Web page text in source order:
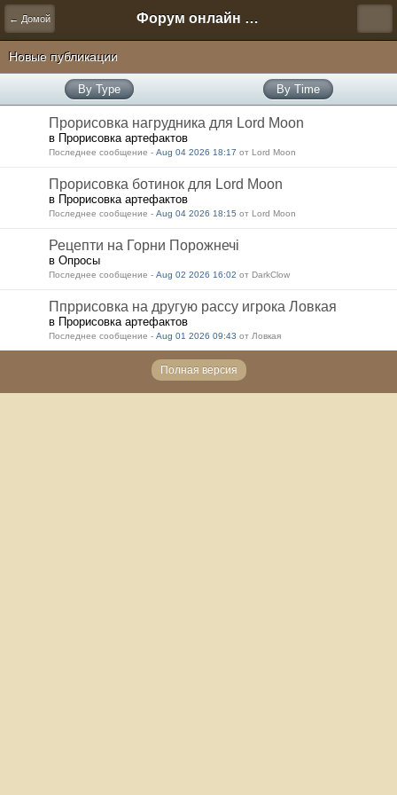
← Домой Форум онлайн игры "Новая Эра" (Нюра Биз)
Новые публикации
By Type By Time
Прорисовка нагрудника для Lord Moon
в Прорисовка артефактов
Последнее сообщение - Aug 04 2026 18:17 от Lord Moon
Прорисовка ботинок для Lord Moon
в Прорисовка артефактов
Последнее сообщение - Aug 04 2026 18:15 от Lord Moon
Рецепти на Горни Порожнечі
в Опросы
Последнее сообщение - Aug 02 2026 16:02 от DarkClow
Ппррисовка на другую рассу игрока Ловкая
в Прорисовка артефактов
Последнее сообщение - Aug 01 2026 09:43 от Ловкая
Полная версия